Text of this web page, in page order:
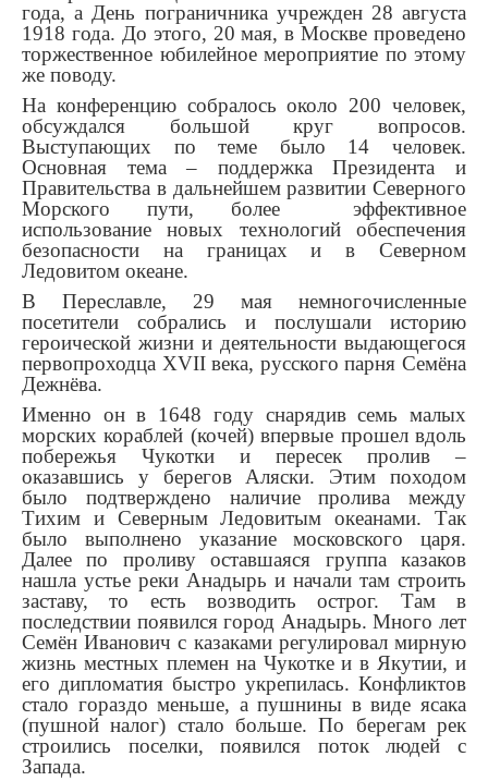
года, а День пограничника учрежден 28 августа
1918 года. До этого, 20 мая, в Москве проведено
торжественное юбилейное мероприятие по этому
же поводу.
На конференцию собралось около 200 человек,
обсуждался большой круг вопросов.
Выступающих по теме было 14 человек.
Основная тема – поддержка Президента и
Правительства в дальнейшем развитии Северного
Морского пути, более эффективное
использование новых технологий обеспечения
безопасности на границах и в Северном
Ледовитом океане.
В Переславле, 29 мая немногочисленные
посетители собрались и послушали историю
героической жизни и деятельности выдающегося
первопроходца XVII века, русского парня Семёна
Дежнёва.
Именно он в 1648 году снарядив семь малых
морских кораблей (кочей) впервые прошел вдоль
побережья Чукотки и пересек пролив –
оказавшись у берегов Аляски. Этим походом
было подтверждено наличие пролива между
Тихим и Северным Ледовитым океанами. Так
было выполнено указание московского царя.
Далее по проливу оставшаяся группа казаков
нашла устье реки Анадырь и начали там строить
заставу, то есть возводить острог. Там в
последствии появился город Анадырь. Много лет
Семён Иванович с казаками регулировал мирную
жизнь местных племен на Чукотке и в Якутии, и
его дипломатия быстро укрепилась. Конфликтов
стало гораздо меньше, а пушнины в виде ясака
(пушной налог) стало больше. По берегам рек
строились поселки, появился поток людей с
Запада.